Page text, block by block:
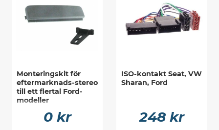
Monteringskit för
eftermarknads-stereo
till ett flertal Ford-
modeller
0 kr
ISO-kontakt Seat, VW
Sharan, Ford
248 kr